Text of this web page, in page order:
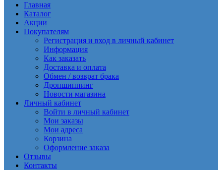
Главная
Каталог
Акции
Покупателям
Регистрация и вход в личный кабинет
Информация
Как заказать
Доставка и оплата
Обмен / возврат брака
Дропшиппинг
Новости магазина
Личный кабинет
Войти в личный кабинет
Мои заказы
Мои адреса
Корзина
Оформление заказа
Отзывы
Контакты